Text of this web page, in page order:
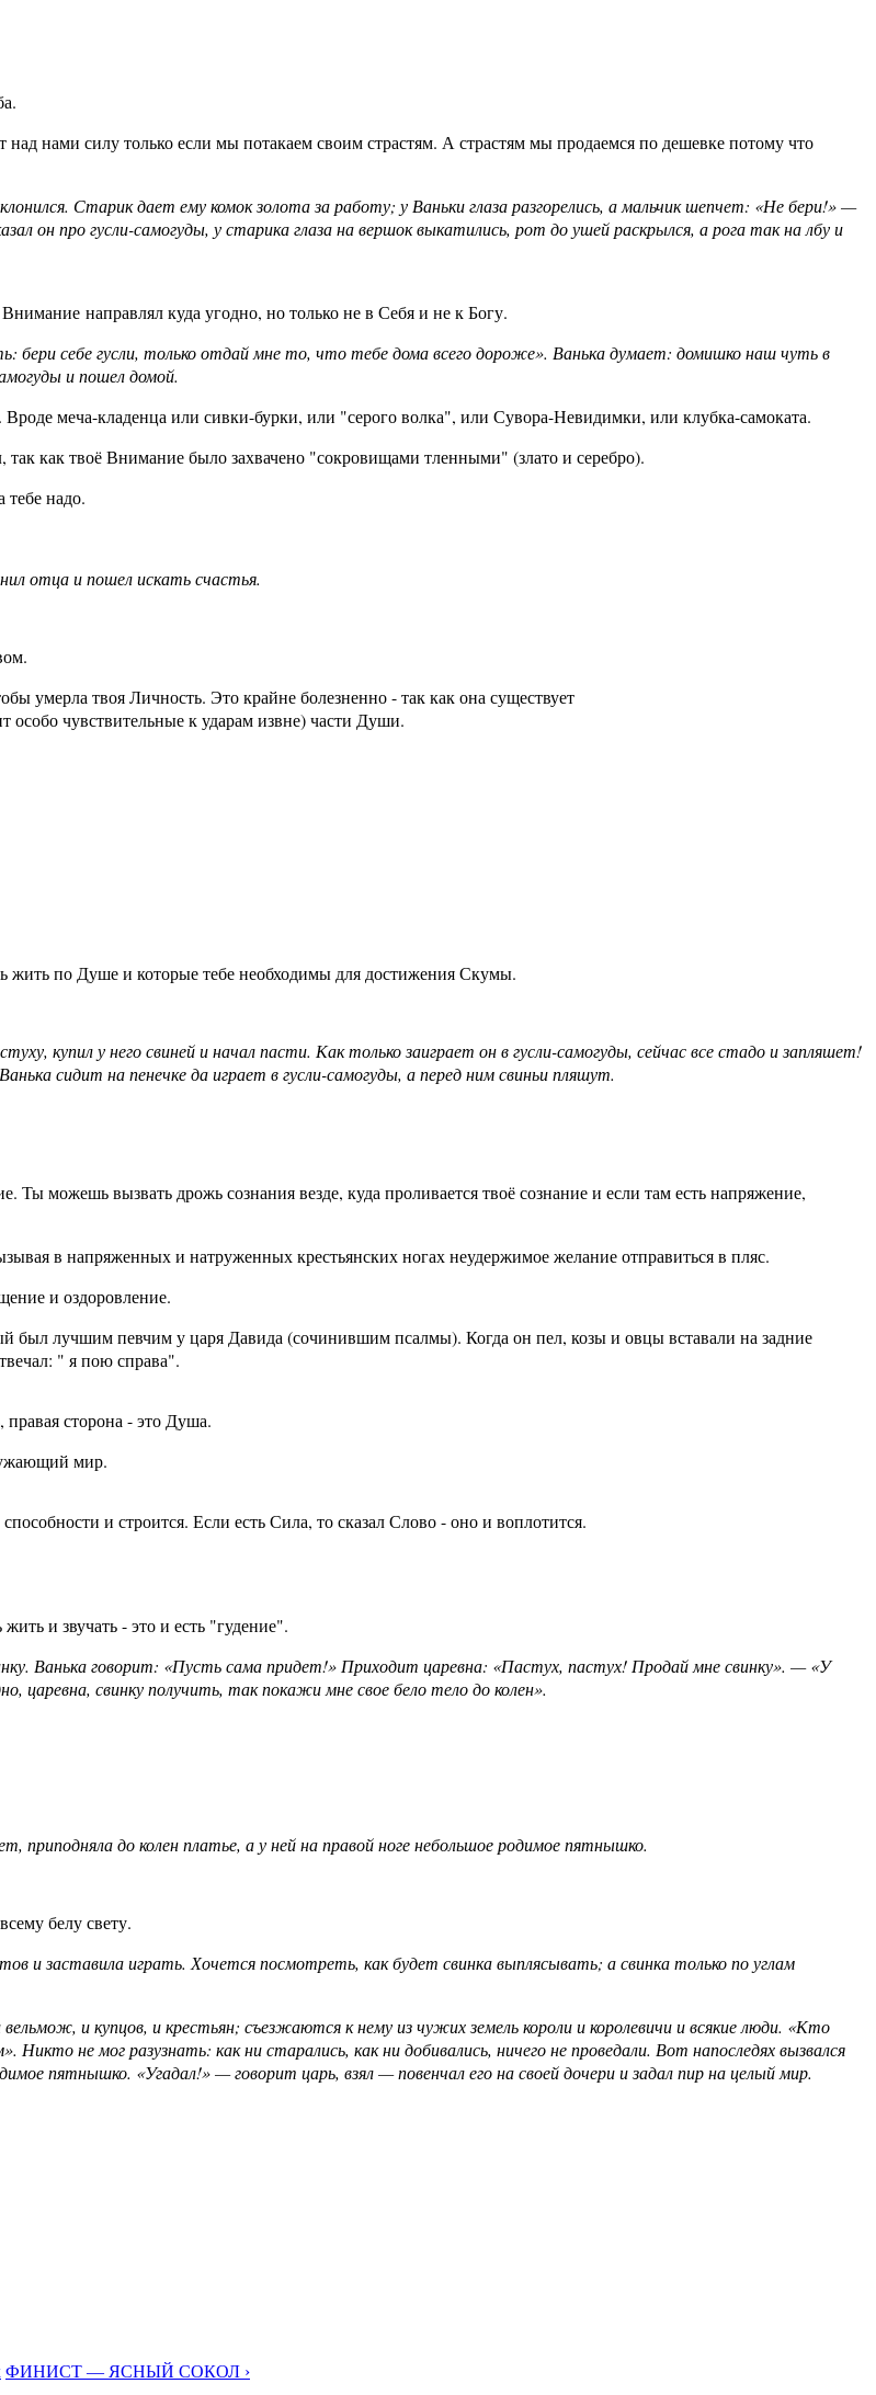
нами силу только если мы потакаем своим страстям. А страстям мы продаемся по дешевке потому что
Старик дает ему комок золота за работу; у Ваньки глаза разгорелись, а мальчик шепчет: «Не бери!» —
он про гусли-самогуды, у старика глаза на вершок выкатились, рот до ушей раскрылся, а рога так на лбу и
направлял куда угодно, но только не в Себя и не к Богу.
себе гусли, только отдай мне то, что тебе дома всего дороже». Ванька думает: домишко наш чуть в
и пошел домой.
меча-кладенца или сивки-бурки, или "серого волка", или Сувора-Невидимки, или клубка-самоката.
так как твоё Внимание было захвачено "сокровищами тленными" (злато и серебро).
тебе надо.
отца и пошел искать счастья.
умерла твоя Личность. Это крайне болезненно - так как она существует
особо чувствительные к ударам извне) части Души.
жить по Душе и которые тебе необходимы для достижения Скумы.
купил у него свиней и начал пасти. Как только заиграет он в гусли-самогуды, сейчас все стадо и запляшет!
сидит на пенечке да играет в гусли-самогуды, а перед ним свиньи пляшут.
Ты можешь вызвать дрожь сознания везде, куда проливается твоё сознание и если там есть напряжение,
в напряженных и натруженных крестьянских ногах неудержимое желание отправиться в пляс.
и оздоровление.
был лучшим певчим у царя Давида (сочинившим псалмы). Когда он пел, козы и овцы вставали на задние
" я пою справа".
правая сторона - это Душа.
мир.
и строится. Если есть Сила, то сказал Слово - оно и воплотится.
и звучать - это и есть "гудение".
Ванька говорит: «Пусть сама придет!» Приходит царевна: «Пастух, пастух! Продай мне свинку». — «У
царевна, свинку получить, так покажи мне свое бело тело до колен».
приподняла до колен платье, а у ней на правой ноге небольшое родимое пятнышко.
белу свету.
и заставила играть. Хочется посмотреть, как будет свинка выплясывать; а свинка только по углам
и купцов, и крестьян; съезжаются к нему из чужих земель короли и королевичи и всякие люди. «Кто
не мог разузнать: как ни старались, как ни добивались, ничего не проведали. Вот напоследях вызвался
пятнышко. «Угадал!» — говорит царь, взял — повенчал его на своей дочери и задал пир на целый мир.
ФИНИСТ — ЯСНЫЙ СОКОЛ ›